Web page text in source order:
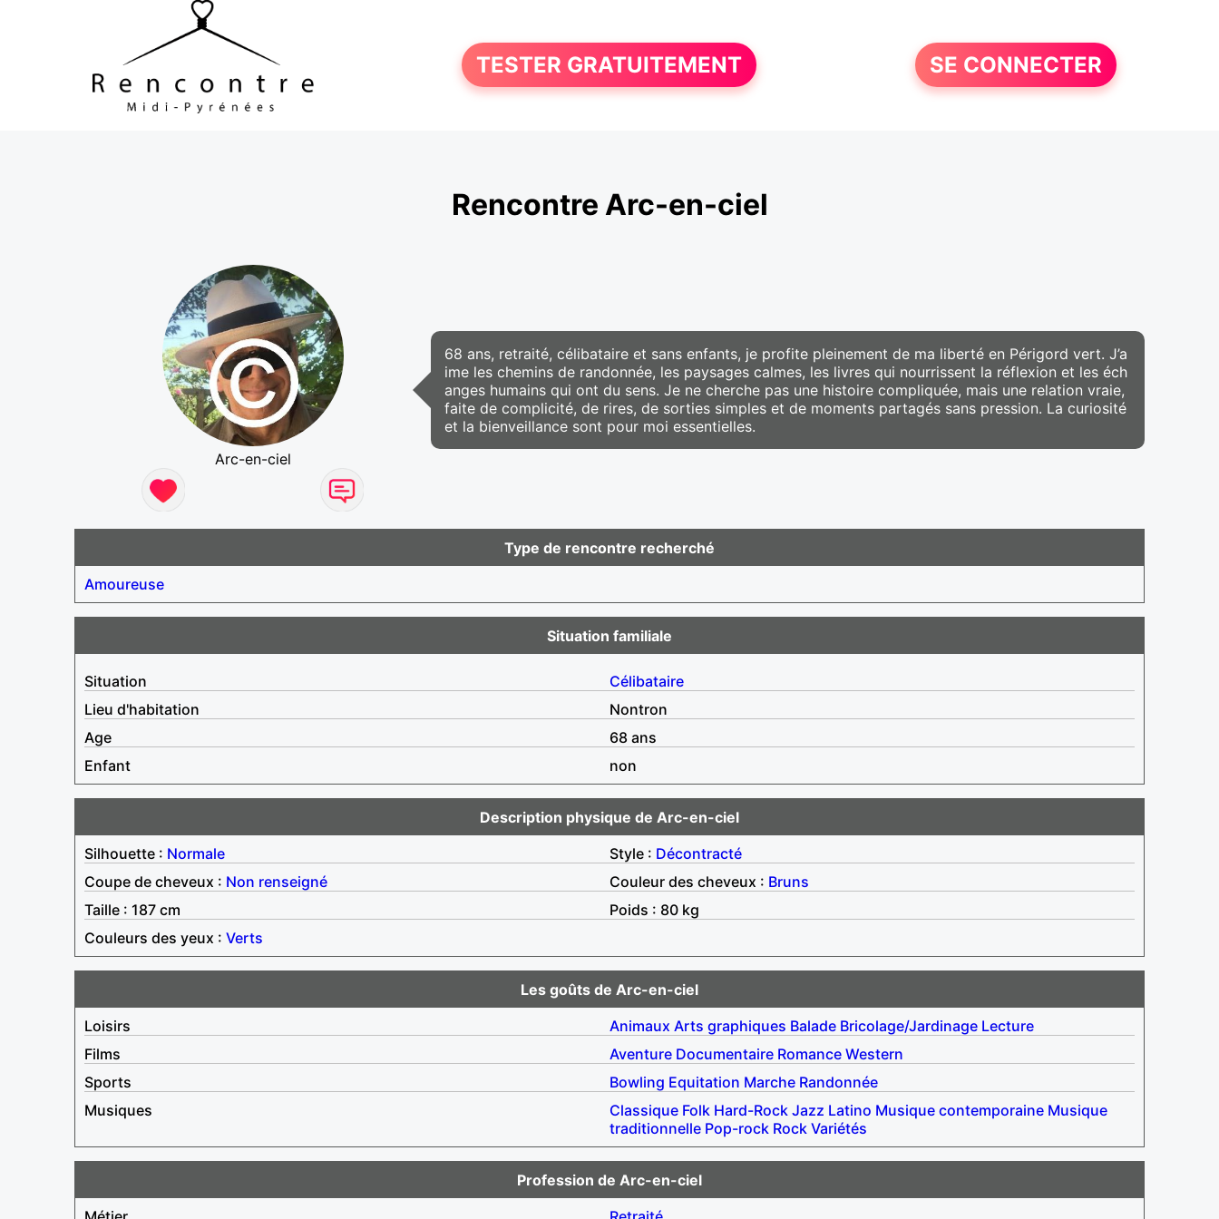
TESTER GRATUITEMENT SE CONNECTER
Rencontre Arc-en-ciel
Arc-en-ciel
68 ans, retraité, célibataire et sans enfants, je profite pleinement de ma liberté en Périgord vert. J’a
ime les chemins de randonnée, les paysages calmes, les livres qui nourrissent la réflexion et les éch
anges humains qui ont du sens. Je ne cherche pas une histoire compliquée, mais une relation vraie,
faite de complicité, de rires, de sorties simples et de moments partagés sans pression. La curiosité
et la bienveillance sont pour moi essentielles.
Type de rencontre recherché
Amoureuse
Situation familiale
Situation
Célibataire
Lieu d'habitation
Nontron
Age
68 ans
Enfant
non
Description physique de Arc-en-ciel
Silhouette : Normale Style : Décontracté
Coupe de cheveux : Non renseigné Couleur des cheveux : Bruns
Taille : 187 cm
Poids : 80 kg
Couleurs des yeux : Verts
Les goûts de Arc-en-ciel
Loisirs
Animaux Arts graphiques Balade Bricolage/Jardinage Lecture
Films
Aventure Documentaire Romance Western
Sports
Bowling Equitation Marche Randonnée
Musiques
Classique Folk Hard-Rock Jazz Latino Musique contemporaine Musique
traditionnelle Pop-rock Rock Variétés
Profession de Arc-en-ciel